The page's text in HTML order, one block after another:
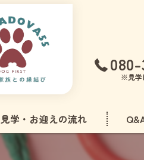
※見学
見学・お迎えの流れ